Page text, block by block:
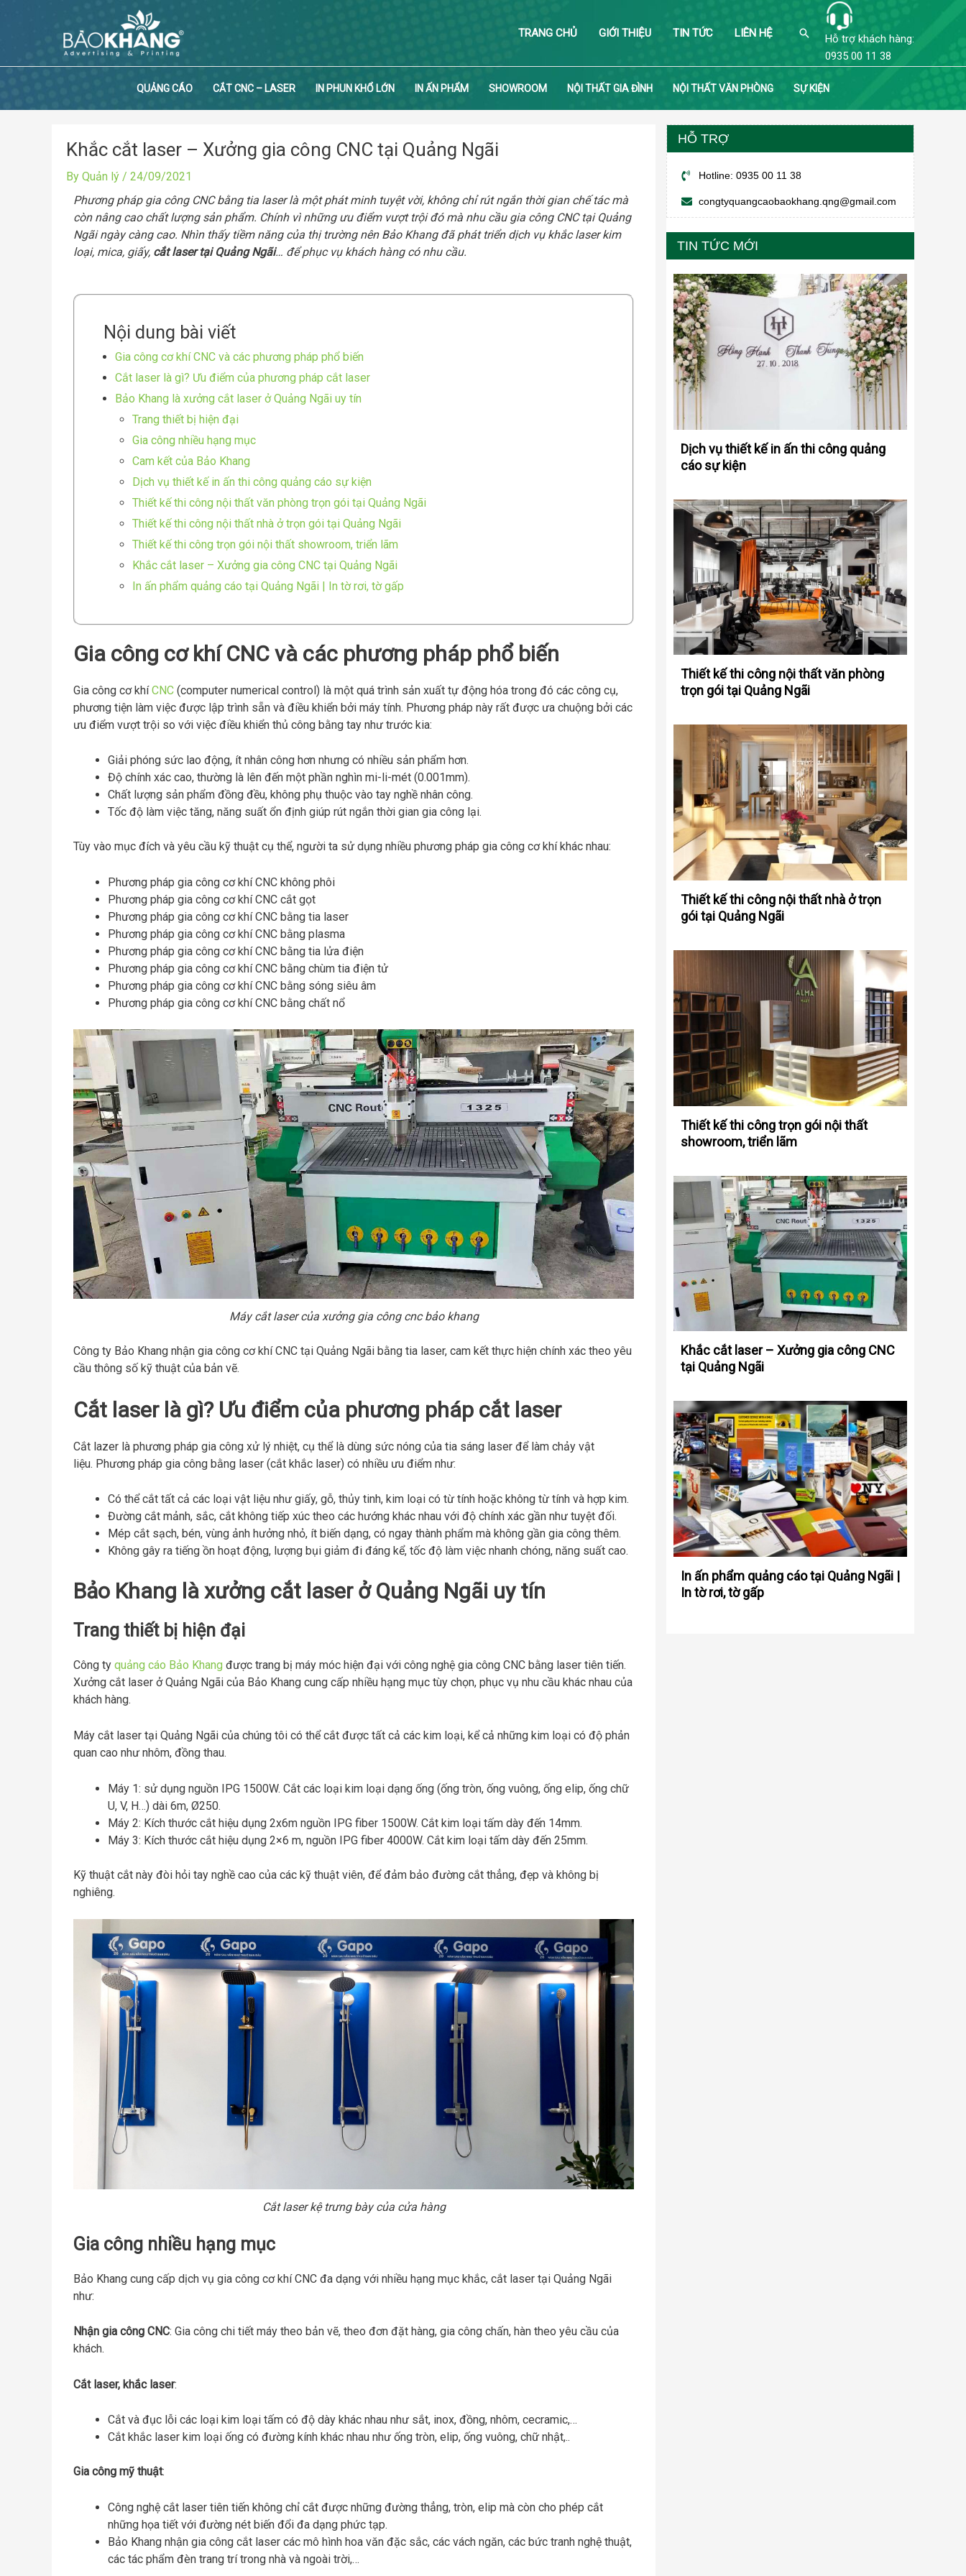
TRANG CHỦ GIỚI THIỆU TIN TỨC LIÊN HỆ SearchHỗ trợ khách hàng:
0935 00 11 38
QUẢNG CÁO CẮT CNC – LASER IN PHUN KHỔ LỚN IN ẤN PHẨM SHOWROOM NỘI THẤT GIA ĐÌNH NỘI THẤT VĂN PHÒNG SỰ KIỆN
Khắc cắt laser – Xưởng gia công CNC tại Quảng Ngãi
By Quản lý / 24/09/2021
Phương pháp gia công CNC bằng tia laser là một phát minh tuyệt vời, không chỉ rút ngắn thời gian chế tác mà
còn nâng cao chất lượng sản phẩm. Chính vì những ưu điểm vượt trội đó mà nhu cầu gia công CNC tại Quảng
Ngãi ngày càng cao. Nhìn thấy tiềm năng của thị trường nên Bảo Khang đã phát triển dịch vụ khắc laser kim
loại, mica, giấy, cắt laser tại Quảng Ngãi… để phục vụ khách hàng có nhu cầu.
Nội dung bài viết
Gia công cơ khí CNC và các phương pháp phổ biến
Cắt laser là gì? Ưu điểm của phương pháp cắt laser
Bảo Khang là xưởng cắt laser ở Quảng Ngãi uy tín
Trang thiết bị hiện đại
Gia công nhiều hạng mục
Cam kết của Bảo Khang
Dịch vụ thiết kế in ấn thi công quảng cáo sự kiện
Thiết kế thi công nội thất văn phòng trọn gói tại Quảng Ngãi
Thiết kế thi công nội thất nhà ở trọn gói tại Quảng Ngãi
Thiết kế thi công trọn gói nội thất showroom, triển lãm
Khắc cắt laser – Xưởng gia công CNC tại Quảng Ngãi
In ấn phẩm quảng cáo tại Quảng Ngãi | In tờ rơi, tờ gấp
Gia công cơ khí CNC và các phương pháp phổ biến
Gia công cơ khíCNC (computer numerical control) là một quá trình sản xuất tự động hóa trong đó các công cụ,
phương tiện làm việc được lập trình sẵn và điều khiển bởi máy tính. Phương pháp này rất được ưa chuộng bởi các
ưu điểm vượt trội so với việc điều khiển thủ công bằng tay như trước kia:
Giải phóng sức lao động, ít nhân công hơn nhưng có nhiều sản phẩm hơn.
Độ chính xác cao, thường là lên đến một phần nghìn mi-li-mét (0.001mm).
Chất lượng sản phẩm đồng đều, không phụ thuộc vào tay nghề nhân công.
Tốc độ làm việc tăng, năng suất ổn định giúp rút ngắn thời gian gia công lại.
Tùy vào mục đích và yêu cầu kỹ thuật cụ thể, người ta sử dụng nhiều phương pháp gia công cơ khí khác nhau:
Phương pháp gia công cơ khí CNC không phôi
Phương pháp gia công cơ khí CNC cắt gọt
Phương pháp gia công cơ khí CNC bằng tia laser
Phương pháp gia công cơ khí CNC bằng plasma
Phương pháp gia công cơ khí CNC bằng tia lửa điện
Phương pháp gia công cơ khí CNC bằng chùm tia điện tử
Phương pháp gia công cơ khí CNC bằng sóng siêu âm
Phương pháp gia công cơ khí CNC bằng chất nổ
Máy cắt laser của xưởng gia công cnc bảo khang
Công ty Bảo Khang nhận gia công cơ khí CNC tại Quảng Ngãi bằng tia laser, cam kết thực hiện chính xác theo yêu
cầu thông số kỹ thuật của bản vẽ.
Cắt laser là gì? Ưu điểm của phương pháp cắt laser
Cắt lazer là phương pháp gia công xử lý nhiệt, cụ thể là dùng sức nóng của tia sáng laser để làm chảy vật
liệu. Phương pháp gia công bằng laser (cắt khắc laser) có nhiều ưu điểm như:
Có thể cắt tất cả các loại vật liệu như giấy, gỗ, thủy tinh, kim loại có từ tính hoặc không từ tính và hợp kim.
Đường cắt mảnh, sắc, cắt không tiếp xúc theo các hướng khác nhau với độ chính xác gần như tuyệt đối.
Mép cắt sạch, bén, vùng ảnh hưởng nhỏ, ít biến dạng, có ngay thành phẩm mà không gần gia công thêm.
Không gây ra tiếng ồn hoạt động, lượng bụi giảm đi đáng kể, tốc độ làm việc nhanh chóng, năng suất cao.
Bảo Khang là xưởng cắt laser ở Quảng Ngãi uy tín
Trang thiết bị hiện đại
Công ty quảng cáo Bảo Khang được trang bị máy móc hiện đại với công nghệ gia công CNC bằng laser tiên tiến.
Xưởng cắt laser ở Quảng Ngãi của Bảo Khang cung cấp nhiều hạng mục tùy chọn, phục vụ nhu cầu khác nhau của
khách hàng.
Máy cắt laser tại Quảng Ngãi của chúng tôi có thể cắt được tất cả các kim loại, kể cả những kim loại có độ phản
quan cao như nhôm, đồng thau.
Máy 1: sử dụng nguồn IPG 1500W. Cắt các loại kim loại dạng ống (ống tròn, ống vuông, ống elip, ống chữ
U, V, H…) dài 6m, Ø250.
Máy 2: Kích thước cắt hiệu dụng 2x6m nguồn IPG fiber 1500W. Cắt kim loại tấm dày đến 14mm.
Máy 3: Kích thước cắt hiệu dụng 2×6 m, nguồn IPG fiber 4000W. Cắt kim loại tấm dày đến 25mm.
Kỹ thuật cắt này đòi hỏi tay nghề cao của các kỹ thuật viên, để đảm bảo đường cắt thẳng, đẹp và không bị
nghiêng.
Cắt laser kệ trưng bày của cửa hàng
Gia công nhiều hạng mục
Bảo Khang cung cấp dịch vụ gia công cơ khí CNC đa dạng với nhiều hạng mục khắc, cắt laser tại Quảng Ngãi
như:
Nhận gia công CNC: Gia công chi tiết máy theo bản vẽ, theo đơn đặt hàng, gia công chấn, hàn theo yêu cầu của
khách.
Cắt laser, khắc laser:
Cắt và đục lỗi các loại kim loại tấm có độ dày khác nhau như sắt, inox, đồng, nhôm, cecramic,…
Cắt khắc laser kim loại ống có đường kính khác nhau như ống tròn, elip, ống vuông, chữ nhật,..
Gia công mỹ thuật:
Công nghệ cắt laser tiên tiến không chỉ cắt được những đường thẳng, tròn, elip mà còn cho phép cắt
những họa tiết với đường nét biến đổi đa dạng phức tạp.
Bảo Khang nhận gia công cắt laser các mô hình hoa văn đặc sắc, các vách ngăn, các bức tranh nghệ thuật,
các tác phẩm đèn trang trí trong nhà và ngoài trời,…
HỖ TRỢ
Hotline: 0935 00 11 38
congtyquangcaobaokhang.qng@gmail.com
TIN TỨC MỚI
Dịch vụ thiết kế in ấn thi công quảng
cáo sự kiện
Thiết kế thi công nội thất văn phòng
trọn gói tại Quảng Ngãi
Thiết kế thi công nội thất nhà ở trọn
gói tại Quảng Ngãi
Thiết kế thi công trọn gói nội thất
showroom, triển lãm
Khắc cắt laser – Xưởng gia công CNC
tại Quảng Ngãi
In ấn phẩm quảng cáo tại Quảng Ngãi |
In tờ rơi, tờ gấp